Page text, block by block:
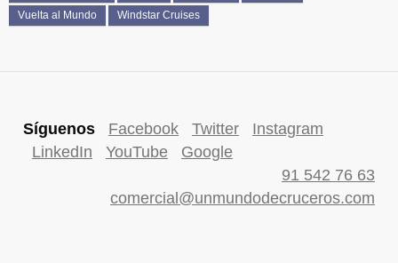
Vuelta al Mundo
Windstar Cruises
Síguenos Facebook Twitter
Instagram
LinkedIn
YouTube
Google
91 542 76 63
comercial@unmundodecruceros.com